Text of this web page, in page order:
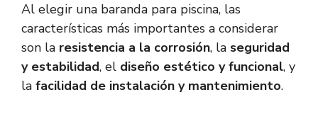
Al elegir una baranda para piscina, las
características más importantes a considerar
son la resistencia a la corrosión, la seguridad
y estabilidad, el diseño estético y funcional, y
la facilidad de instalación y mantenimiento.